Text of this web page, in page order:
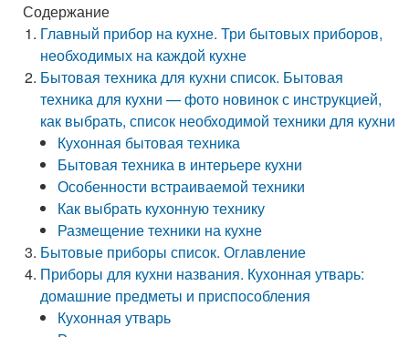
Содержание
Главный прибор на кухне. Три бытовых приборов,
необходимых на каждой кухне
Бытовая техника для кухни список. Бытовая
техника для кухни — фото новинок с инструкцией,
как выбрать, список необходимой техники для кухни
Кухонная бытовая техника
Бытовая техника в интерьере кухни
Особенности встраиваемой техники
Как выбрать кухонную технику
Размещение техники на кухне
Бытовые приборы список. Оглавление
Приборы для кухни названия. Кухонная утварь:
домашние предметы и приспособления
Кухонная утварь